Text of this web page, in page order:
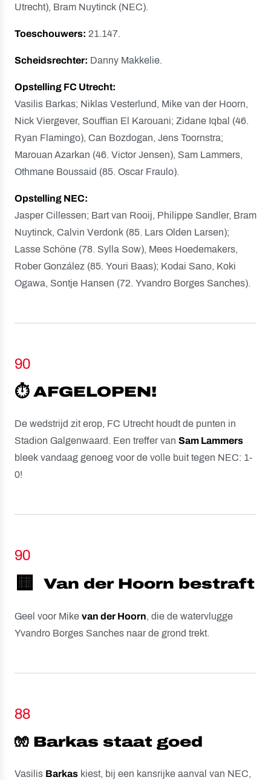
Utrecht), Bram Nuytinck (NEC).
Toeschouwers: 21.147.
Scheidsrechter: Danny Makkelie.
Opstelling FC Utrecht:
Vasilis Barkas; Niklas Vesterlund, Mike van der Hoorn,
Nick Viergever, Souffian El Karouani; Zidane Iqbal (46.
Ryan Flamingo), Can Bozdogan, Jens Toornstra;
Marouan Azarkan (46. Victor Jensen), Sam Lammers,
Othmane Boussaid (85. Oscar Fraulo).
Opstelling NEC:
Jasper Cillessen; Bart van Rooij, Philippe Sandler, Bram
Nuytinck, Calvin Verdonk (85. Lars Olden Larsen);
Lasse Schöne (78. Sylla Sow), Mees Hoedemakers,
Rober González (85. Youri Baas); Kodai Sano, Koki
Ogawa, Sontje Hansen (72. Yvandro Borges Sanches).
⏱️ AFGELOPEN!
90
De wedstrijd zit erop, FC Utrecht houdt de punten in
Stadion Galgenwaard. Een treffer van Sam Lammers
bleek vandaag genoeg voor de volle buit tegen NEC: 1-
0!
🟨 Van der Hoorn bestraft
90
Geel voor Mike van der Hoorn, die de watervlugge
Yvandro Borges Sanches naar de grond trekt.
🧤 Barkas staat goed
88
Vasilis Barkas kiest, bij een kansrijke aanval van NEC,